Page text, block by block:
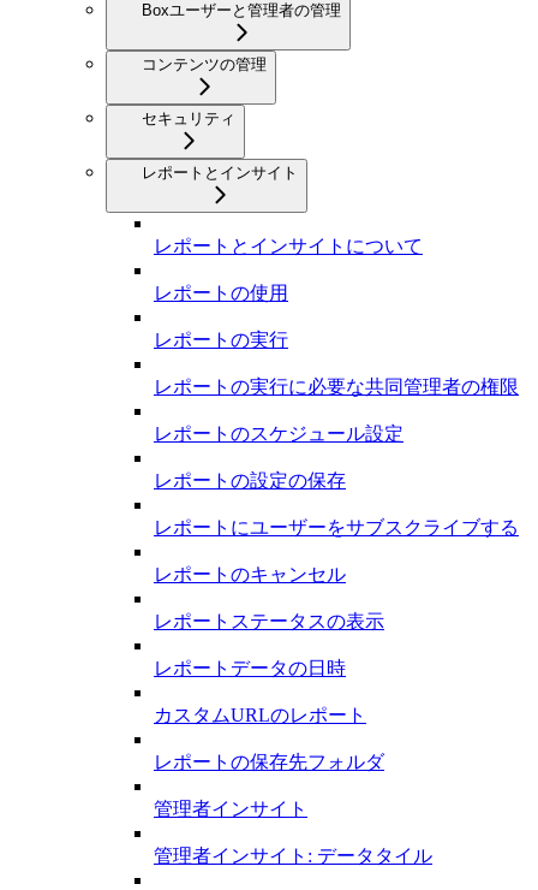
Boxユーザーと管理者の管理
コンテンツの管理
セキュリティ
レポートとインサイト
レポートとインサイトについて
レポートの使用
レポートの実行
レポートの実行に必要な共同管理者の権限
レポートのスケジュール設定
レポートの設定の保存
レポートにユーザーをサブスクライブする
レポートのキャンセル
レポートステータスの表示
レポートデータの日時
カスタムURLのレポート
レポートの保存先フォルダ
管理者インサイト
管理者インサイト: データタイル